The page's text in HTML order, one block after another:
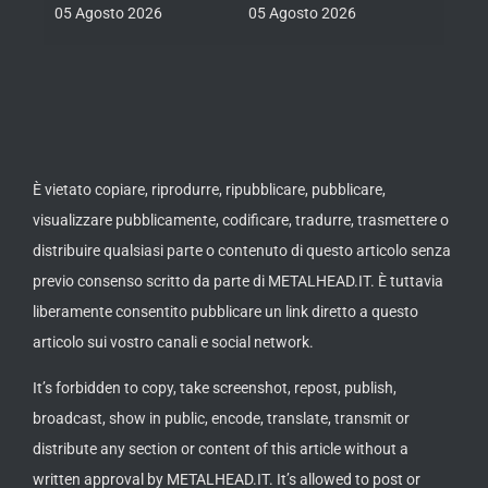
05 Agosto 2026 05 Agosto 2026
È vietato copiare, riprodurre, ripubblicare, pubblicare,
visualizzare pubblicamente, codificare, tradurre, trasmettere o
distribuire qualsiasi parte o contenuto di questo articolo senza
previo consenso scritto da parte di METALHEAD.IT. È tuttavia
liberamente consentito pubblicare un link diretto a questo
articolo sui vostro canali e social network.
It’s forbidden to copy, take screenshot, repost, publish,
broadcast, show in public, encode, translate, transmit or
distribute any section or content of this article without a
written approval by METALHEAD.IT. It’s allowed to post or